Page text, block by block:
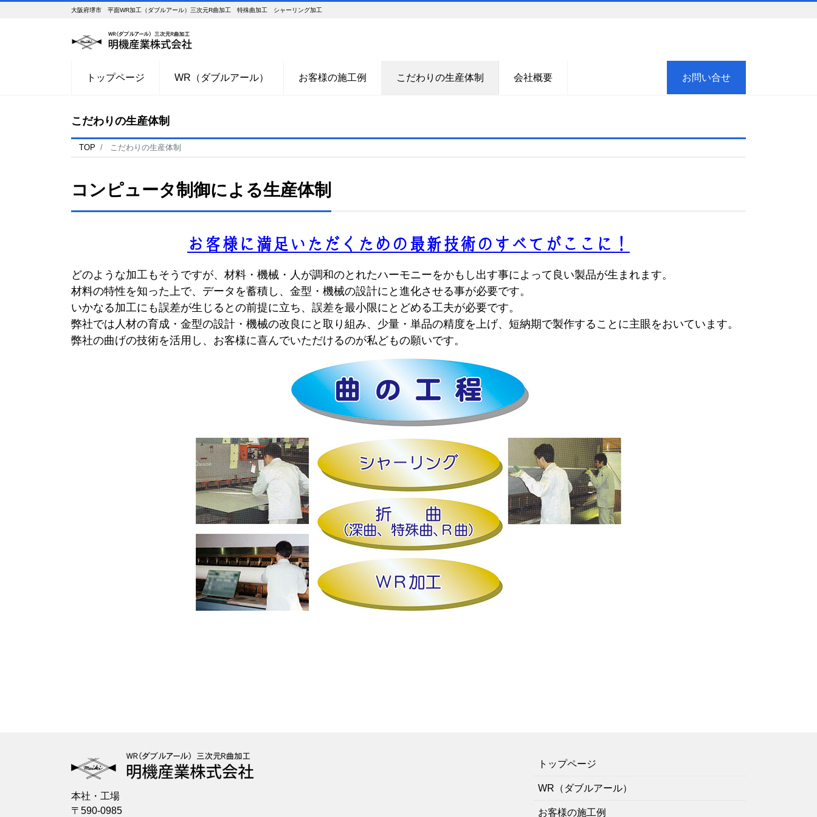
大阪府堺市 平面WR加工（ダブルアール）三次元R曲加工 特殊曲加工 シャーリング加工
トップページ WR（ダブルアール） お客様の施工例 こだわりの生産体制 会社概要 お問い合せ
こだわりの生産体制
TOP こだわりの生産体制
コンピュータ制御による生産体制
お客様に満足いただくための最新技術のすべてがここに！
どのような加工もそうですが、材料・機械・人が調和のとれたハーモニーをかもし出す事によって良い製品が生まれます。
材料の特性を知った上で、データを蓄積し、金型・機械の設計にと進化させる事が必要です。
いかなる加工にも誤差が生じるとの前提に立ち、誤差を最小限にとどめる工夫が必要です。
弊社では人材の育成・金型の設計・機械の改良にと取り組み、少量・単品の精度を上げ、短納期で製作することに主眼をおいています。
弊社の曲げの技術を活用し、お客様に喜んでいただけるのが私どもの願いです。
本社・工場
〒590-0985
トップページ
WR（ダブルアール）
お客様の施工例